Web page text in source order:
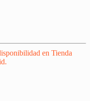
en Tienda